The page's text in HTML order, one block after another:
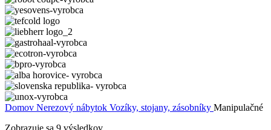
Domov Nerezový nábytok Vozíky, stojany, zásobníky Manipulačné
Zobrazuje sa 9 výsledkov